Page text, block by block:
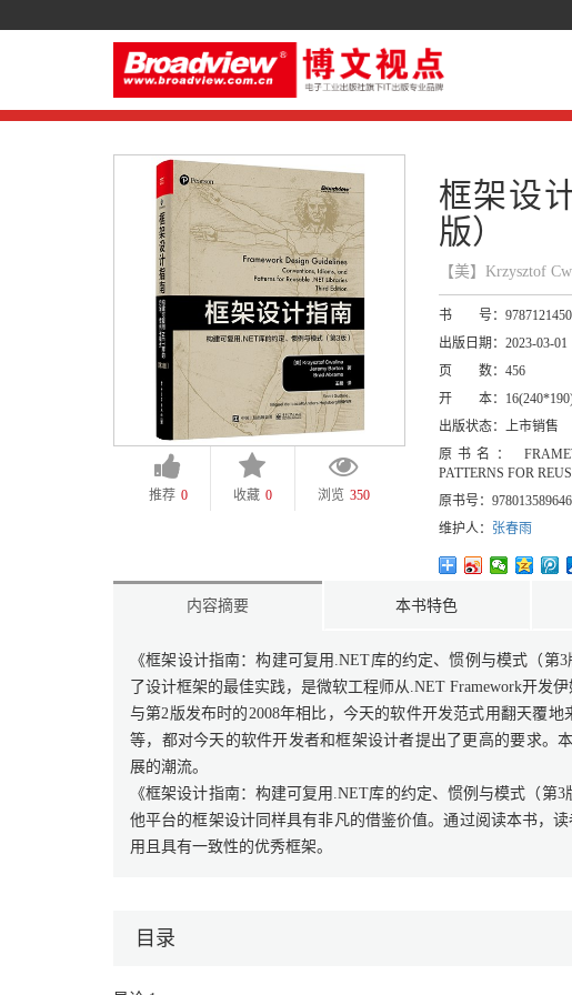
推荐 0 收藏 0 浏览 350
框架设
版）
【美】Krzysztof
书 号：
出版日期： 2023-03-01
页 数： 456
开 本：
出版状态： 上市销售
原书名：
PATTERNS FOR
原书号：
维护人：
张春雨
内容摘要 本书特色
《框架设计指南：构建可复用.NET库的约定、惯例与模式（
了设计框架的最佳实践，是微软工程师从.NET Framework开发
与第2版发布时的2008年相比，今天的软件开发范式用翻天覆
等，都对今天的软件开发者和框架设计者提出了更高的要求。
展的潮流。
《框架设计指南：构建可复用.NET库的约定、惯例与模式（第
他平台的框架设计同样具有非凡的借鉴价值。通过阅读本书，
用且具有一致性的优秀框架。
目录